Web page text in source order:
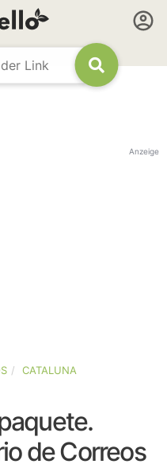
Anzeige
CATALUNA
de Correos